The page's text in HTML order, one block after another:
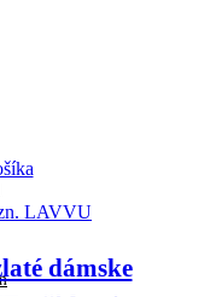
LAVVU
dámske